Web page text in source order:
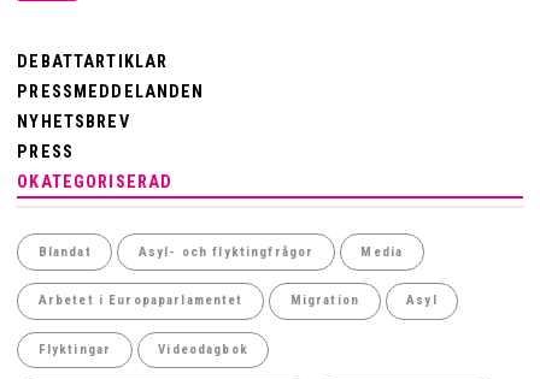
DEBATTARTIKLAR
PRESSMEDDELANDEN
NYHETSBREV
PRESS
OKATEGORISERAD
Blandat Asyl- och flyktingfrågor Media
Arbetet i Europaparlamentet Migration Asyl
Flyktingar Videodagbok